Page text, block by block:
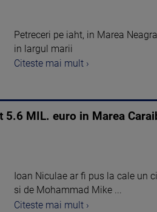
Petreceri pe iaht, in Marea
in largul marii
Citeste mai mult ›
5.6 MIL. euro in Marea
Ioan Niculae ar fi pus la cale un
si de Mohammad Mike ...
Citeste mai mult ›